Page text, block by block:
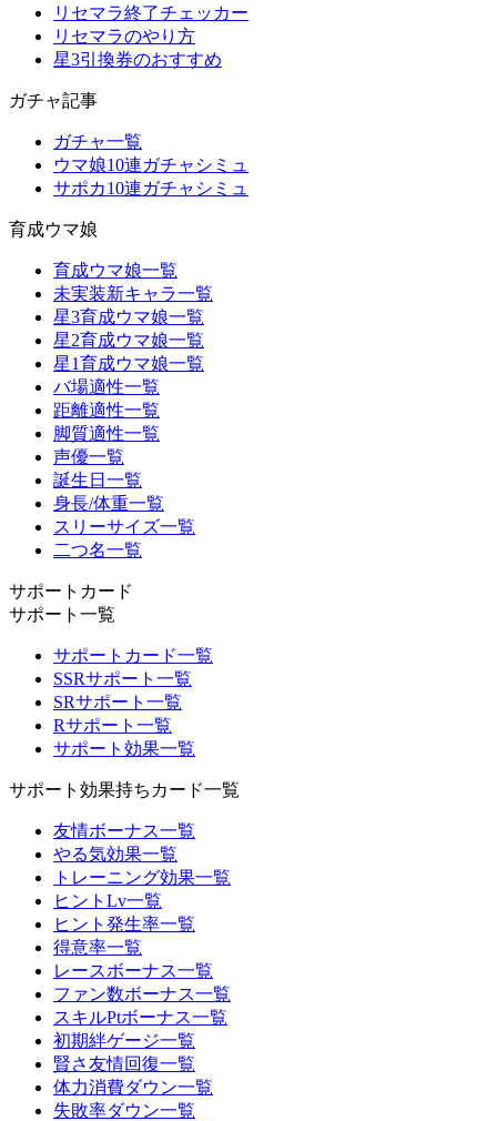
リセマラ終了チェッカー
リセマラのやり方
星3引換券のおすすめ
ガチャ記事
ガチャ一覧
ウマ娘10連ガチャシミュ
サポカ10連ガチャシミュ
育成ウマ娘
育成ウマ娘一覧
未実装新キャラ一覧
星3育成ウマ娘一覧
星2育成ウマ娘一覧
星1育成ウマ娘一覧
バ場適性一覧
距離適性一覧
脚質適性一覧
声優一覧
誕生日一覧
身長/体重一覧
スリーサイズ一覧
二つ名一覧
サポートカード
サポート一覧
サポートカード一覧
SSRサポート一覧
SRサポート一覧
Rサポート一覧
サポート効果一覧
サポート効果持ちカード一覧
友情ボーナス一覧
やる気効果一覧
トレーニング効果一覧
ヒントLv一覧
ヒント発生率一覧
得意率一覧
レースボーナス一覧
ファン数ボーナス一覧
スキルPtボーナス一覧
初期絆ゲージ一覧
賢さ友情回復一覧
体力消費ダウン一覧
失敗率ダウン一覧